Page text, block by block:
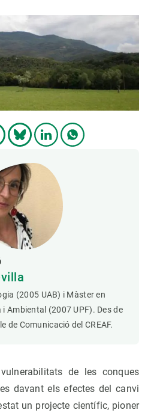
(2005 UAB) i Màster en
Ambiental (2007 UPF). Des de
de Comunicació del CREAF.
de les conques
davant els efectes del canvi
un projecte científic, pioner